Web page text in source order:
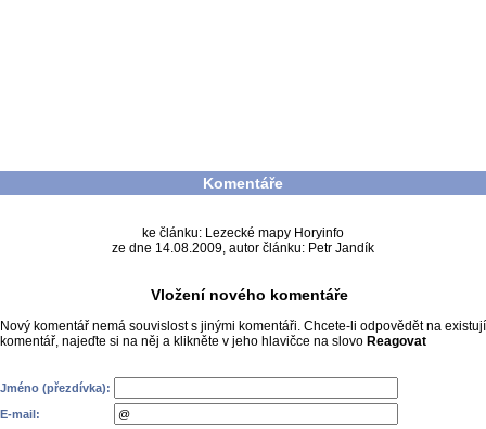
Komentáře
ke článku: Lezecké mapy Horyinfo
ze dne 14.08.2009, autor článku: Petr Jandík
Vložení nového komentáře
Nový komentář nemá souvislost s jinými komentáři. Chcete-li odpovědět na
komentář, najeďte si na něj a klikněte v jeho hlavičce na slovo Reagovat
Jméno (přezdívka):
E-mail: